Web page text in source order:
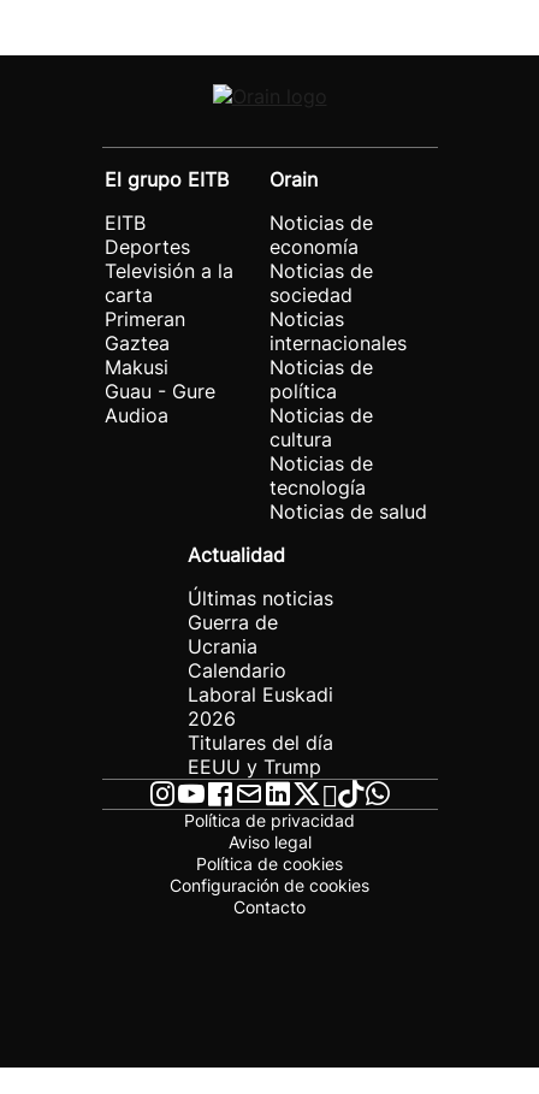
El grupo EITB
EITB
Deportes
Televisión a la
carta
Primeran
Gaztea
Makusi
Guau - Gure
Audioa
Orain
Noticias de
economía
Noticias de
sociedad
Noticias
internacionales
Noticias de
política
Noticias de
cultura
Noticias de
tecnología
Noticias de salud
Actualidad
Últimas noticias
Guerra de
Ucrania
Calendario
Laboral Euskadi
2026
Titulares del día
EEUU y Trump
Política de privacidad
Aviso legal
Política de cookies
Configuración de cookies
Contacto